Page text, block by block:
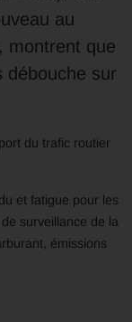
au
montrent que
débouche sur
du trafic routier
et fatigue pour les
surveillance de la
émissions